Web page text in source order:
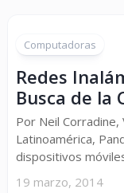
Computadoras
Redes
Busca de la
Por Neil
Latinoamérica,
dispositivos
19 marzo, 2014